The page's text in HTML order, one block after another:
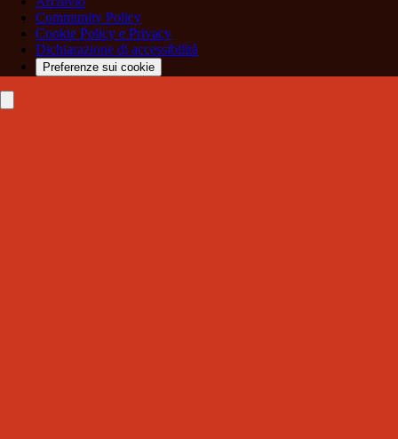
Community Policy
Cookie Policy e Privacy
Dichiarazione di accessibilità
Preferenze sui cookie